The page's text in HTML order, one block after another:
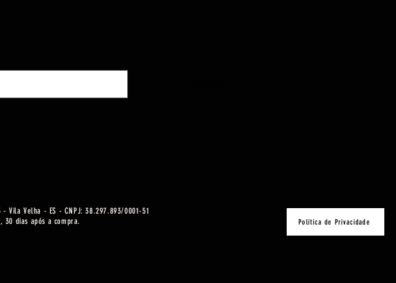
Vila Velha - ES - CNPJ: 38.297.893/0001-51
30 dias após a compra.
Política de Privacidade